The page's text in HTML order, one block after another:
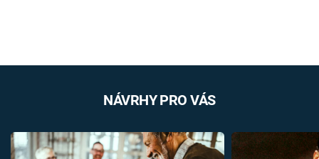
NÁVRHY PRO VÁS